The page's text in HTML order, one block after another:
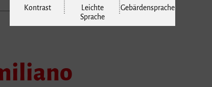
Kontrast
Leichte
Sprache
Gebärdensprache